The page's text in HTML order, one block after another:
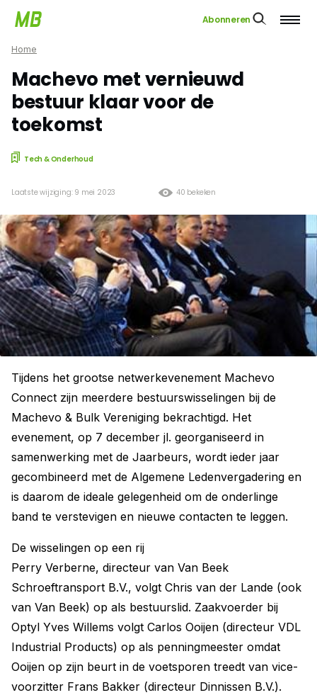
Abonneren
Home
Machevo met vernieuwd
bestuur klaar voor de
toekomst
Tech & Onderhoud
40 bekeken
Laatste wijziging: 9 mei 2023
Tijdens het grootse netwerkevenement Machevo
Connect zijn meerdere bestuurswisselingen bij de
Machevo & Bulk Vereniging bekrachtigd. Het
evenement, op 7 december jl. georganiseerd in
samenwerking met de Jaarbeurs, wordt ieder jaar
gecombineerd met de Algemene Ledenvergadering en
is daarom de ideale gelegenheid om de onderlinge
band te verstevigen en nieuwe contacten te leggen.
De wisselingen op een rij
Perry Verberne, directeur van Van Beek
Schroeftransport B.V., volgt Chris van der Lande (ook
van Van Beek) op als bestuurslid. Zaakvoerder bij
Optyl Yves Willems volgt Carlos Ooijen (directeur VDL
Industrial Products) op als penningmeester omdat
Ooijen op zijn beurt in de voetsporen treedt van vice-
voorzitter Frans Bakker (directeur Dinnissen B.V.).